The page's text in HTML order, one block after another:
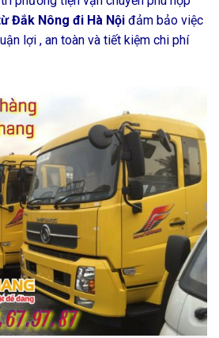
Đắk Nông đi Hà Nội đảm bảo việc
lợi , an toàn và tiết kiệm chi phí